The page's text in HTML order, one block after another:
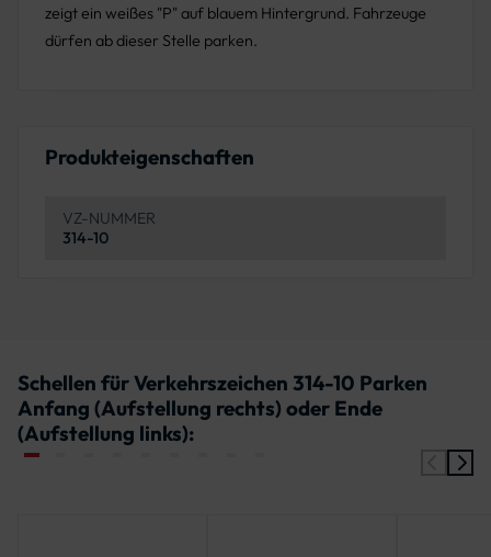
zeigt ein weißes "P" auf blauem Hintergrund. Fahrzeuge
dürfen ab dieser Stelle parken.
Produkteigenschaften
VZ-NUMMER
314-10
Schellen für Verkehrszeichen 314-10 Parken
Anfang (Aufstellung rechts) oder Ende
(Aufstellung links):